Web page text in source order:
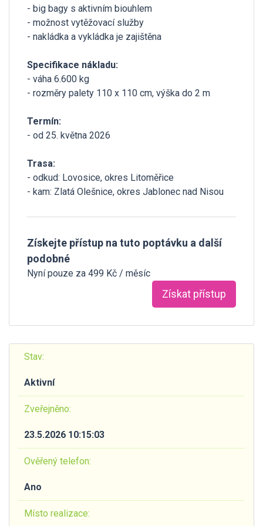
- big bagy s aktivním biouhlem
- možnost vytěžovací služby
- nakládka a vykládka je zajištěna
Specifikace nákladu:
- váha 6.600 kg
- rozměry palety 110 x 110 cm, výška do 2 m
Termín:
- od 25. května 2026
Trasa:
- odkud: Lovosice, okres Litoměřice
- kam: Zlatá Olešnice, okres Jablonec nad Nisou
Získejte přístup na tuto poptávku a další
podobné
Nyní pouze za 499 Kč / měsíc
Získat přístup
Stav:
Aktivní
Zveřejněno:
23.5.2026 10:15:03
Ověřený telefon:
Ano
Místo realizace: